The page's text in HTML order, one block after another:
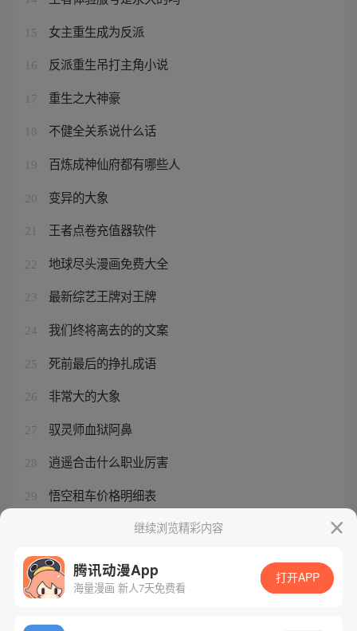
15 女主重生成为反派
16 反派重生吊打主角小说
17 重生之大神豪
18 不健全关系说什么话
19 百炼成神仙府都有哪些人
20 变异的大象
21 王者点卷充值器软件
22 地球尽头漫画免费大全
23 最新综艺王牌对王牌
24 我们终将离去的的文案
25 死前最后的挣扎成语
26 非常大的大象
27 驭灵师血狱阿鼻
28 逍遥合击什么职业厉害
29 悟空租车价格明细表
赤铁之心往哪里看继续浏览精彩内容
腾讯动漫App
海量漫画 新人7天免费看
打开APP